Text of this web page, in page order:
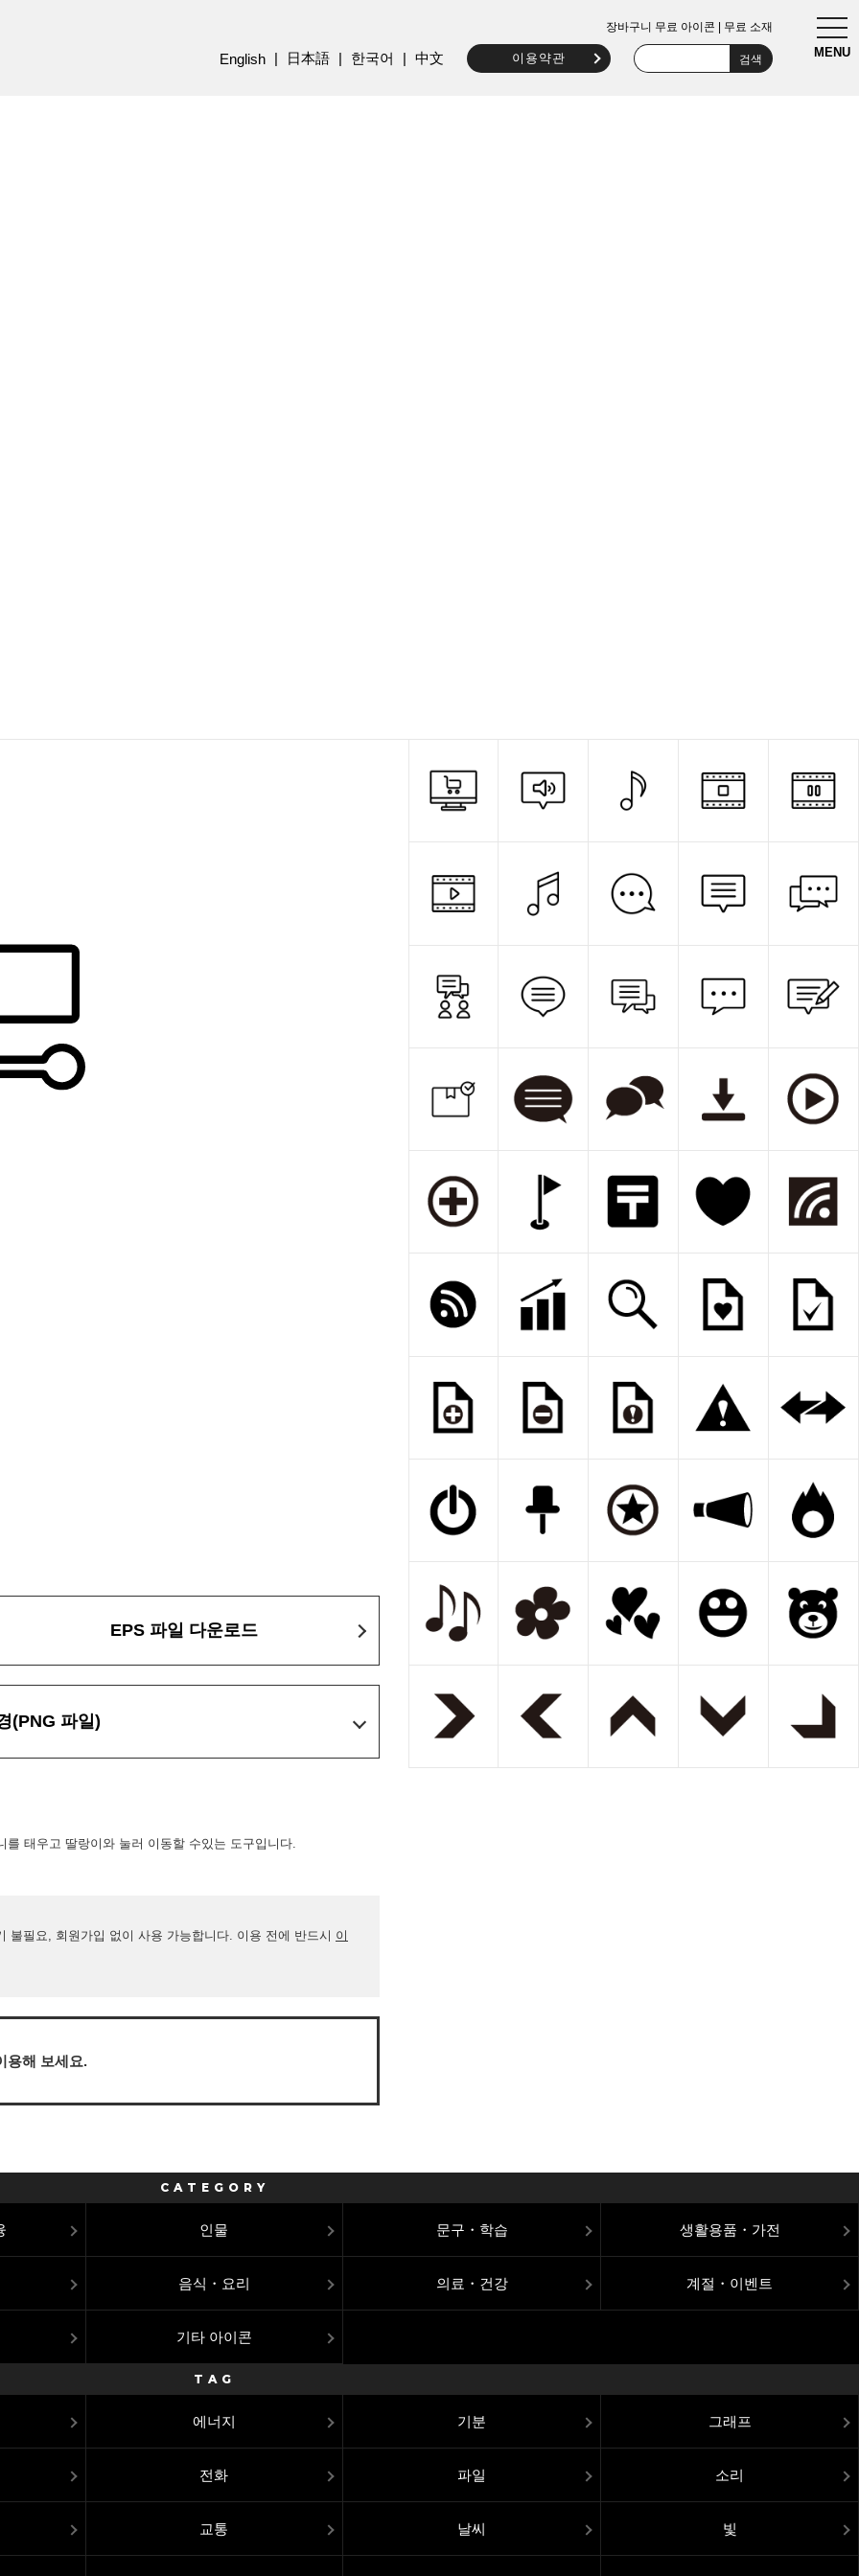
MENU
장바구니 무료 아이콘 | 무료 소재
English 日本語 한국어 中文 이용약관
EPS 파일 다운로드
(PNG 파일)
태우고 딸랑이와 눌러 이동할 수있는 도구입니다.
필요, 회원가입 없이 사용 가능합니다. 이용 전에 반드시 이
용해 보세요.
CATEGORY
인물 문구・학습 생활용품・가전
음식・요리 의료・건강 계절・이벤트
기타 아이콘
TAG
에너지 기분 그래프
전화 파일 소리
교통 날씨 빛